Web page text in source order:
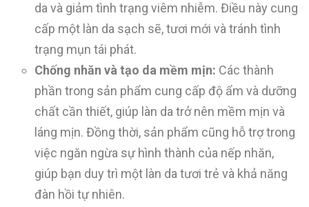
da và giảm tình trạng viêm nhiễm. Điều này cung
cấp một làn da sạch sẽ, tươi mới và tránh tình
trạng mụn tái phát.
Chống nhăn và tạo da mềm mịn: Các thành
phần trong sản phẩm cung cấp độ ẩm và dưỡng
chất cần thiết, giúp làn da trở nên mềm mịn và
láng mịn. Đồng thời, sản phẩm cũng hỗ trợ trong
việc ngăn ngừa sự hình thành của nếp nhăn,
giúp bạn duy trì một làn da tươi trẻ và khả năng
đàn hồi tự nhiên.